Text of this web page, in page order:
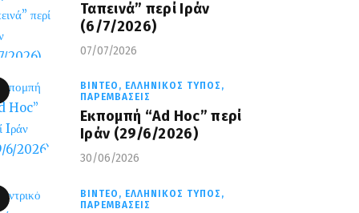
Ταπεινά” περί Ιράν
(6/7/2026)
07/07/2026
ΒΊΝΤΕΟ, ΕΛΛΗΝΙΚΌΣ ΤΎΠΟΣ,
ΠΑΡΕΜΒΆΣΕΙΣ
Εκπομπή “Ad Hoc” περί
Iράν (29/6/2026)
30/06/2026
ΒΊΝΤΕΟ, ΕΛΛΗΝΙΚΌΣ ΤΎΠΟΣ,
ΠΑΡΕΜΒΆΣΕΙΣ